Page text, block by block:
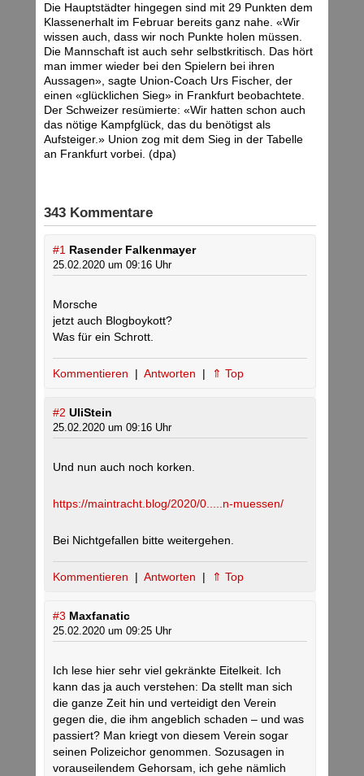
Die Hauptstädter hingegen sind mit 29 Punkten dem
Klassenerhalt im Februar bereits ganz nahe. «Wir
wissen auch, dass wir noch Punkte holen müssen.
Die Mannschaft ist auch sehr selbstkritisch. Das hört
man immer wieder bei den Spielern bei ihren
Aussagen», sagte Union-Coach Urs Fischer, der
einen «glücklichen Sieg» in Frankfurt beobachtete.
Der Schweizer resümierte: «Wir hatten schon auch
das nötige Kampfglück, das du benötigst als
Aufsteiger.» Union zog mit dem Sieg in der Tabelle
an Frankfurt vorbei. (dpa)
343 Kommentare
#1 Rasender Falkenmayer
25.02.2020 um 09:16 Uhr
Morsche
jetzt auch Blogboykott?
Was für ein Schrott.
Kommentieren | Antworten | ⇑ Top
#2 UliStein
25.02.2020 um 09:16 Uhr
Und nun auch noch korken.
https://maintracht.blog/2020/0.....n-muessen/
Bei Nichtgefallen bitte weitergehen.
Kommentieren | Antworten | ⇑ Top
#3 Maxfanatic
25.02.2020 um 09:25 Uhr
Ich lese hier sehr viel gekränkte Eitelkeit. Ich
kann das ja auch verstehen: Da stellt man sich
die ganze Zeit hin und verteidigt den Verein
gegen die, die ihm angeblich schaden – und was
passiert? Man kriegt von diesem Verein sogar
seinen Polizeichor genommen. Sozusagen in
vorauseilendem Gehorsam, ich gehe nämlich